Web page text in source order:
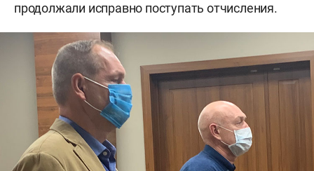
продолжали исправно поступать отчисления.